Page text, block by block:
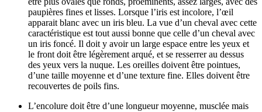
paupières fines et lisses. Lorsque l’iris est incolore, l’œil
apparait blanc avec un iris bleu. La vue d’un cheval avec cette
caractéristique est tout aussi bonne que celle d’un cheval avec
un iris foncé. Il doit y avoir un large espace entre les yeux et
le front doit être légèrement arqué, et se resserrer au dessus
des yeux vers la nuque. Les oreilles doivent être pointues,
d’une taille moyenne et d’une texture fine. Elles doivent être
recouvertes de poils fins.
L’encolure doit être d’une longueur moyenne, musclée mais